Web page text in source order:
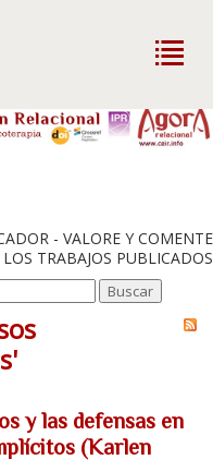
- VALORE Y COMENTE
LOS TRABAJOS PUBLICADOS
y las defensas en
(Karlen